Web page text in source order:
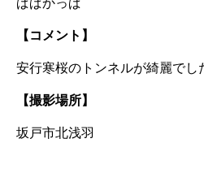
ぱぱかっぱ​
【コメント】
安行寒桜のトンネルが綺麗でし
【撮影場所】
坂戸市北浅羽